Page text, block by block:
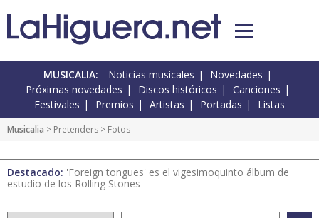
MUSICALIA: Noticias musicales
Novedades
Próximas novedades
Discos históricos
Canciones
Festivales
Premios Artistas Portadas Listas
Musicalia > Pretenders > Fotos
Destacado: 'Foreign tongues' es el vigesimoquinto álbum de
estudio de los Rolling Stones